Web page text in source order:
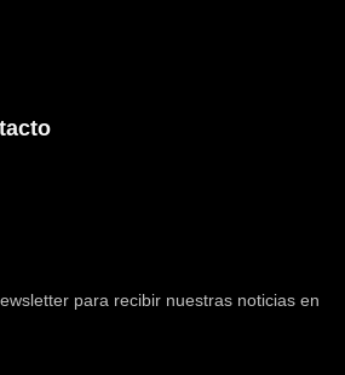
para recibir nuestras noticias en